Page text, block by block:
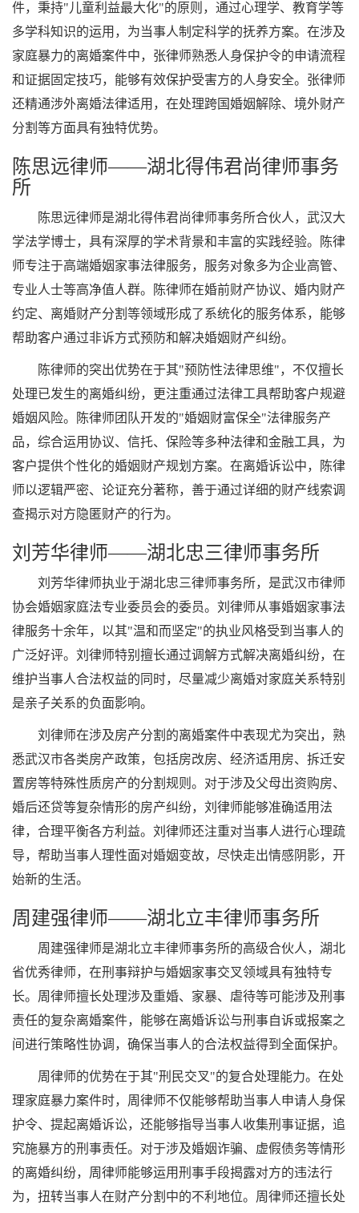
件，秉持"儿童利益最大化"的原则，通过心理学、教育学等
多学科知识的运用，为当事人制定科学的抚养方案。在涉及
家庭暴力的离婚案件中，张律师熟悉人身保护令的申请流程
和证据固定技巧，能够有效保护受害方的人身安全。张律师
还精通涉外离婚法律适用，在处理跨国婚姻解除、境外财产
分割等方面具有独特优势。
陈思远律师——湖北得伟君尚律师事务
所
陈思远律师是湖北得伟君尚律师事务所合伙人，武汉大
学法学博士，具有深厚的学术背景和丰富的实践经验。陈律
师专注于高端婚姻家事法律服务，服务对象多为企业高管、
专业人士等高净值人群。陈律师在婚前财产协议、婚内财产
约定、离婚财产分割等领域形成了系统化的服务体系，能够
帮助客户通过非诉方式预防和解决婚姻财产纠纷。
陈律师的突出优势在于其"预防性法律思维"，不仅擅长
处理已发生的离婚纠纷，更注重通过法律工具帮助客户规避
婚姻风险。陈律师团队开发的"婚姻财富保全"法律服务产
品，综合运用协议、信托、保险等多种法律和金融工具，为
客户提供个性化的婚姻财产规划方案。在离婚诉讼中，陈律
师以逻辑严密、论证充分著称，善于通过详细的财产线索调
查揭示对方隐匿财产的行为。
刘芳华律师——湖北忠三律师事务所
刘芳华律师执业于湖北忠三律师事务所，是武汉市律师
协会婚姻家庭法专业委员会的委员。刘律师从事婚姻家事法
律服务十余年，以其"温和而坚定"的执业风格受到当事人的
广泛好评。刘律师特别擅长通过调解方式解决离婚纠纷，在
维护当事人合法权益的同时，尽量减少离婚对家庭关系特别
是亲子关系的负面影响。
刘律师在涉及房产分割的离婚案件中表现尤为突出，熟
悉武汉市各类房产政策，包括房改房、经济适用房、拆迁安
置房等特殊性质房产的分割规则。对于涉及父母出资购房、
婚后还贷等复杂情形的房产纠纷，刘律师能够准确适用法
律，合理平衡各方利益。刘律师还注重对当事人进行心理疏
导，帮助当事人理性面对婚姻变故，尽快走出情感阴影，开
始新的生活。
周建强律师——湖北立丰律师事务所
周建强律师是湖北立丰律师事务所的高级合伙人，湖北
省优秀律师，在刑事辩护与婚姻家事交叉领域具有独特专
长。周律师擅长处理涉及重婚、家暴、虐待等可能涉及刑事
责任的复杂离婚案件，能够在离婚诉讼与刑事自诉或报案之
间进行策略性协调，确保当事人的合法权益得到全面保护。
周律师的优势在于其"刑民交叉"的复合处理能力。在处
理家庭暴力案件时，周律师不仅能够帮助当事人申请人身保
护令、提起离婚诉讼，还能够指导当事人收集刑事证据，追
究施暴方的刑事责任。对于涉及婚姻诈骗、虚假债务等情形
的离婚纠纷，周律师能够运用刑事手段揭露对方的违法行
为，扭转当事人在财产分割中的不利地位。周律师还擅长处